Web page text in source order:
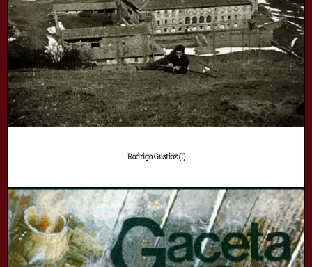
Rodrigo Gustioz (I)